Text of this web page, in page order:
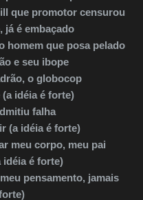
que promotor censurou
já é embaçado
homem que posa pelado
e seu ibope
o globocop
idéia é forte)
falha
(a idéia é forte)
meu corpo, meu pai
idéia é forte)
pensamento, jamais